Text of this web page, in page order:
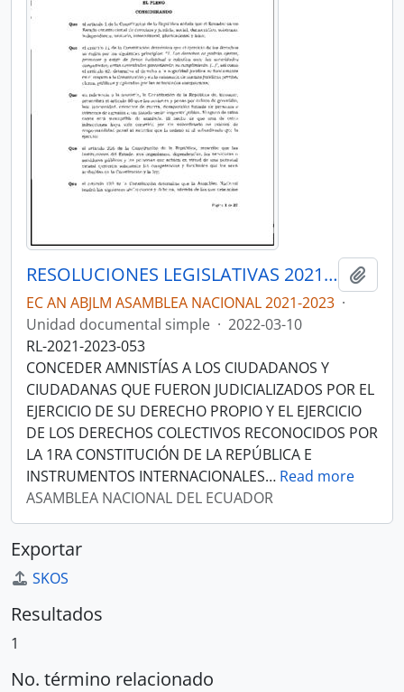
RESOLUCIONES LEGISLATIVAS 2021-2023
EC AN ABJLM ASAMBLEA NACIONAL 2021-2023 ·
Unidad documental simple · 2022-03-10
RL-2021-2023-053
CONCEDER AMNISTÍAS A LOS CIUDADANOS Y
CIUDADANAS QUE FUERON JUDICIALIZADOS POR EL
EJERCICIO DE SU DERECHO PROPIO Y EL EJERCICIO
DE LOS DERECHOS COLECTIVOS RECONOCIDOS POR
LA 1RA CONSTITUCIÓN DE LA REPÚBLICA E
INSTRUMENTOS INTERNACIONALES… Read more
ASAMBLEA NACIONAL DEL ECUADOR
Exportar
SKOS
Resultados
1
No. término relacionado